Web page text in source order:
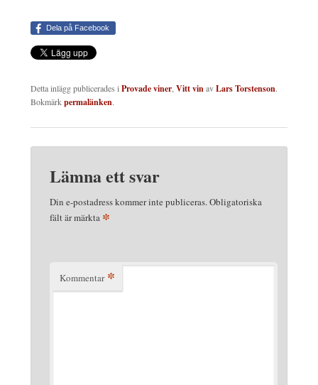
Dela på Facebook
Detta inlägg publicerades i Provade viner Vitt vinavLars Torstenson.
Bokmärkpermalänken.
Lämna ett svar
Din e-postadress kommer inte publiceras.Obligatoriska
fält är märkta *
Kommentar *